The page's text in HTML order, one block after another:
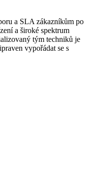
a SLA zákazníkům po
a široké spektrum
tým techniků je
vypořádat se s